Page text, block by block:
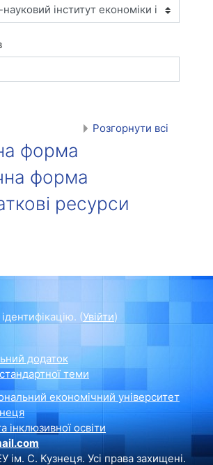
Розгорнути всі
форма
форма
ресурси
(Увійти)
додаток
теми
економічний університет
інклюзивної освіти
С. Кузнеця. Усі права захищені.